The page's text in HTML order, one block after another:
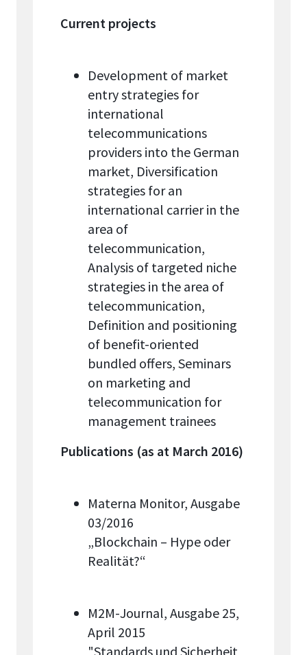
Current projects
Development of market
entry strategies for
international
telecommunications
providers into the German
market, Diversification
strategies for an
international carrier in the
area of
telecommunication,
Analysis of targeted niche
strategies in the area of
telecommunication,
Definition and positioning
of benefit-oriented
bundled offers, Seminars
on marketing and
telecommunication for
management trainees
Publications (as at March 2016)
Materna Monitor, Ausgabe
03/2016
„Blockchain – Hype oder
Realität?“
M2M-Journal, Ausgabe 25,
April 2015
"Standards und Sicherheit